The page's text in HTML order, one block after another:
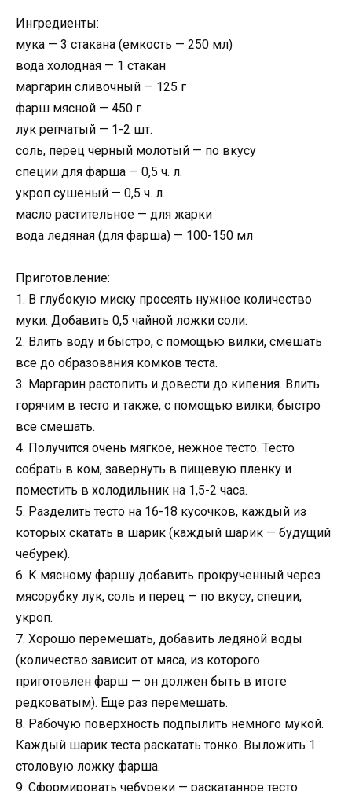
Ингредиенты:
мука — 3 стакана (емкость — 250 мл)
вода холодная — 1 стакан
маргарин сливочный — 125 г
фарш мясной — 450 г
лук репчатый — 1-2 шт.
соль, перец черный молотый — по вкусу
специи для фарша — 0,5 ч. л.
укроп сушеный — 0,5 ч. л.
масло растительное — для жарки
вода ледяная (для фарша) — 100-150 мл
Приготовление:
1. В глубокую миску просеять нужное количество
муки. Добавить 0,5 чайной ложки соли.
2. Влить воду и быстро, с помощью вилки, смешать
все до образования комков теста.
3. Маргарин растопить и довести до кипения. Влить
горячим в тесто и также, с помощью вилки, быстро
все смешать.
4. Получится очень мягкое, нежное тесто. Тесто
собрать в ком, завернуть в пищевую пленку и
поместить в холодильник на 1,5-2 часа.
5. Разделить тесто на 16-18 кусочков, каждый из
которых скатать в шарик (каждый шарик — будущий
чебурек).
6. К мясному фаршу добавить прокрученный через
мясорубку лук, соль и перец — по вкусу, специи,
укроп.
7. Хорошо перемешать, добавить ледяной воды
(количество зависит от мяса, из которого
приготовлен фарш — он должен быть в итоге
редковатым). Еще раз перемешать.
8. Рабочую поверхность подпылить немного мукой.
Каждый шарик теста раскатать тонко. Выложить 1
столовую ложку фарша.
9. Сформировать чебуреки — раскатанное тесто